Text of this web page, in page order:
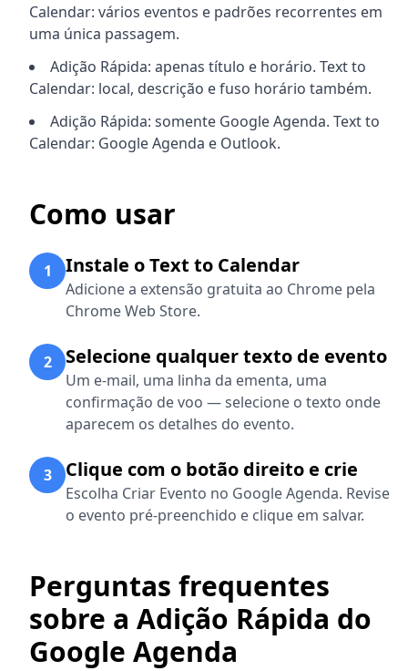
Calendar: vários eventos e padrões recorrentes em
uma única passagem.
Adição Rápida: apenas título e horário. Text to
Calendar: local, descrição e fuso horário também.
Adição Rápida: somente Google Agenda. Text to
Calendar: Google Agenda e Outlook.
Como usar
1 Instale o Text to Calendar
Adicione a extensão gratuita ao Chrome pela
Chrome Web Store.
2 Selecione qualquer texto de evento
Um e-mail, uma linha da ementa, uma
confirmação de voo — selecione o texto onde
aparecem os detalhes do evento.
3 Clique com o botão direito e crie
Escolha Criar Evento no Google Agenda. Revise
o evento pré-preenchido e clique em salvar.
Perguntas frequentes
sobre a Adição Rápida do
Google Agenda